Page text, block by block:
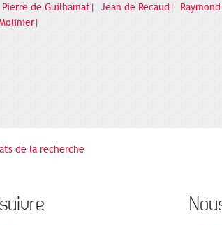
Pierre de Guilhamat| Jean de Recaud|
de la recherche